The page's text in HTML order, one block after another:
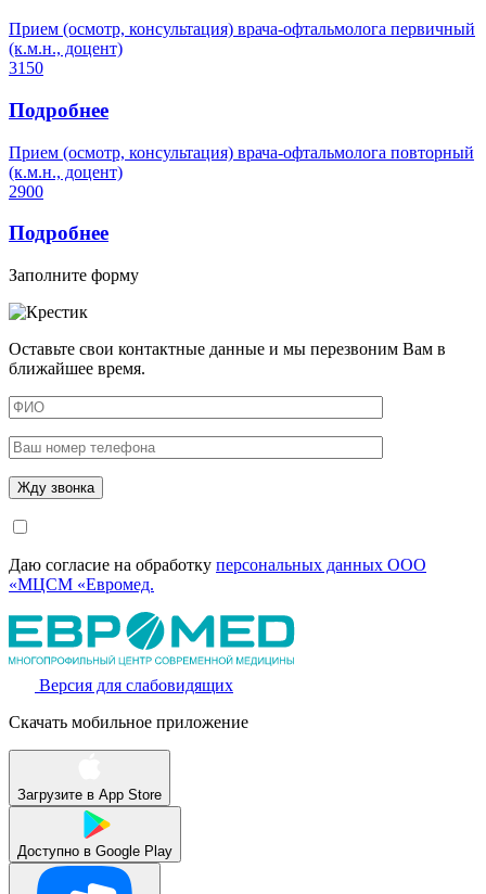
Прием (осмотр, консультация) врача-офтальмолога первичный
(к.м.н., доцент)
3150
Подробнее
Прием (осмотр, консультация) врача-офтальмолога повторный
(к.м.н., доцент)
2900
Подробнее
Заполните форму
Оставьте свои контактные данные и мы перезвоним Вам в
ближайшее время.
Даю согласие на обработку персональных данных ООО
«МЦСМ «Евромед.
Версия для слабовидящих
Скачать мобильное приложение
Загрузите в App Store
Доступно в Google Play